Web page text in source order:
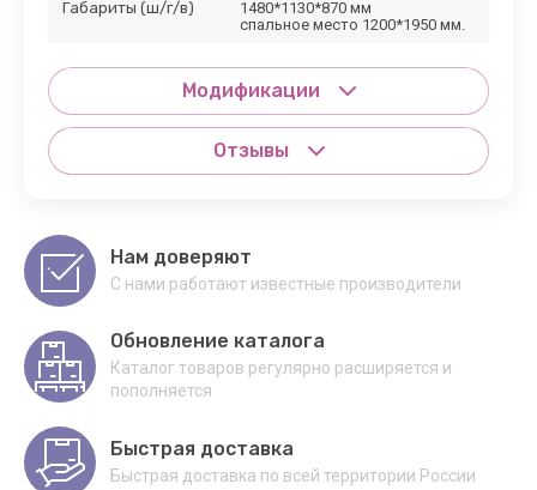
Габариты (ш/г/в)
1480*1130*870 мм
спальное место 1200*1950 мм.
Модификации
Отзывы
Нам доверяют
С нами работают известные производители
Обновление каталога
Каталог товаров регулярно расширяется и
пополняется
Быстрая доставка
Быстрая доставка по всей территории России